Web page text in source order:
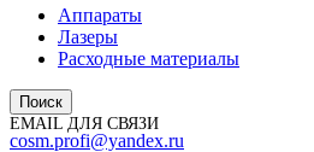
Аппараты
Лазеры
Расходные материалы
Поиск
EMAIL ДЛЯ СВЯЗИ
cosm.profi@yandex.ru